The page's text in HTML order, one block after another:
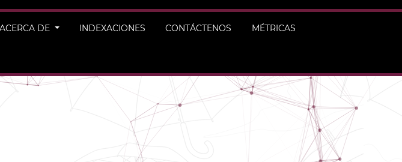
ACERCA DE INDEXACIONES CONTÁCTENOS MÉTRICAS